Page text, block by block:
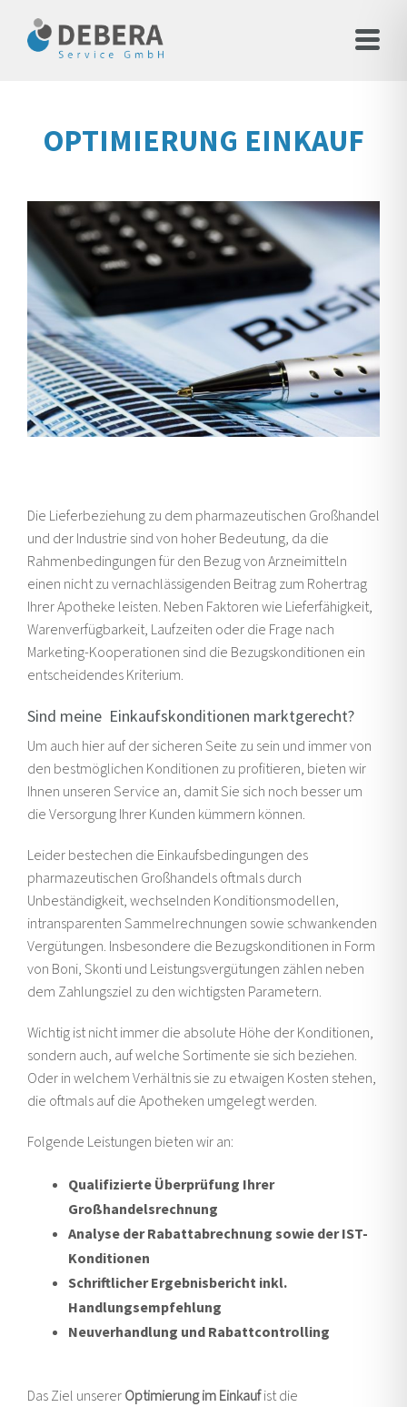
OPTIMIERUNG EINKAUF
Die Lieferbeziehung zu dem pharmazeutischen Großhandel
und der Industrie sind von hoher Bedeutung, da die
Rahmenbedingungen für den Bezug von Arzneimitteln
einen nicht zu vernachlässigenden Beitrag zum Rohertrag
Ihrer Apotheke leisten. Neben Faktoren wie Lieferfähigkeit,
Warenverfügbarkeit, Laufzeiten oder die Frage nach
Marketing-Kooperationen sind die Bezugskonditionen ein
entscheidendes Kriterium.
Sind meine Einkaufskonditionen marktgerecht?
Um auch hier auf der sicheren Seite zu sein und immer von
den bestmöglichen Konditionen zu profitieren, bieten wir
Ihnen unseren Service an, damit Sie sich noch besser um
die Versorgung Ihrer Kunden kümmern können.
Leider bestechen die Einkaufsbedingungen des
pharmazeutischen Großhandels oftmals durch
Unbeständigkeit, wechselnden Konditionsmodellen,
intransparenten Sammelrechnungen sowie schwankenden
Vergütungen. Insbesondere die Bezugskonditionen in Form
von Boni, Skonti und Leistungsvergütungen zählen neben
dem Zahlungsziel zu den wichtigsten Parametern.
Wichtig ist nicht immer die absolute Höhe der Konditionen,
sondern auch, auf welche Sortimente sie sich beziehen.
Oder in welchem Verhältnis sie zu etwaigen Kosten stehen,
die oftmals auf die Apotheken umgelegt werden.
Folgende Leistungen bieten wir an:
Qualifizierte Überprüfung Ihrer
Großhandelsrechnung
Analyse der Rabattabrechnung sowie der IST-
Konditionen
Schriftlicher Ergebnisbericht inkl.
Handlungsempfehlung
Neuverhandlung und Rabattcontrolling
Das Ziel unsererOptimierung im Einkaufist die